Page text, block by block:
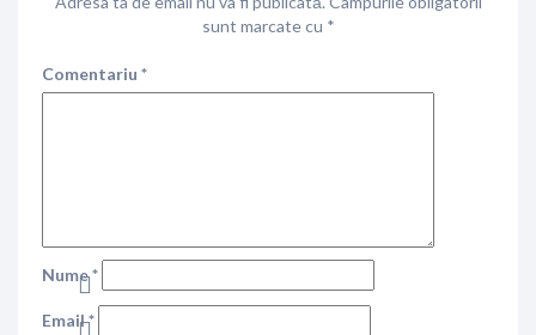
sunt marcate cu *
Comentariu *
Nume*
Email*